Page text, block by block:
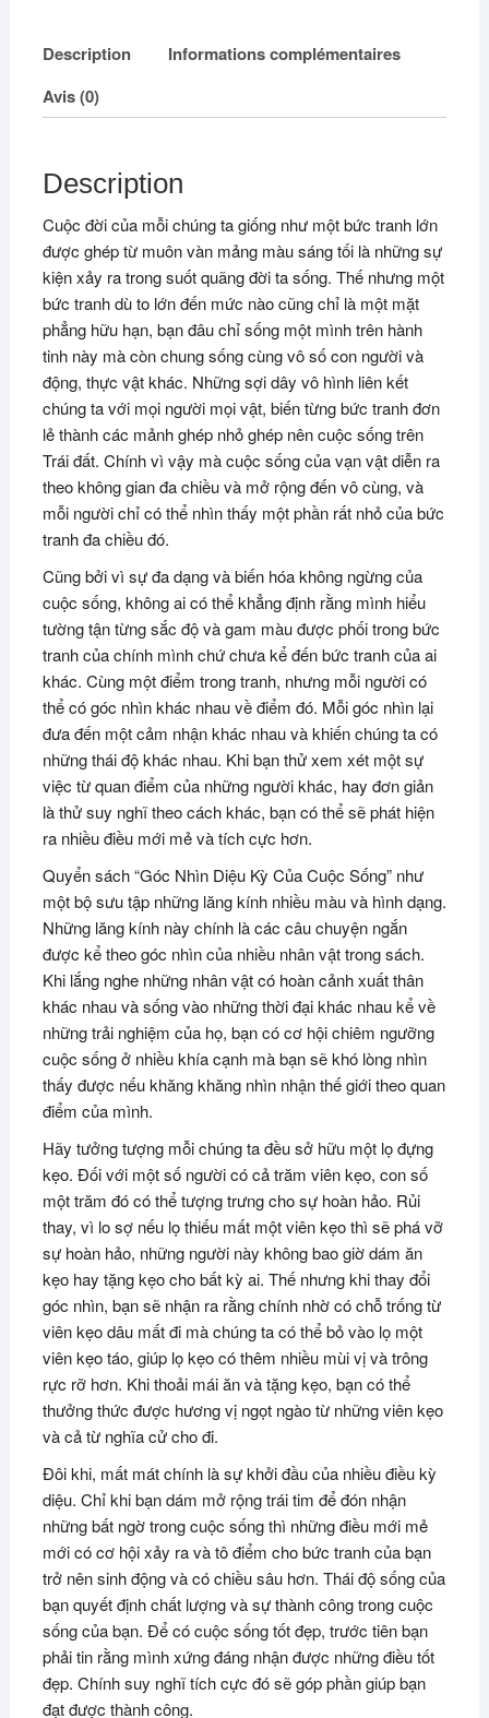
Description
Informations complémentaires
Avis (0)
Description
Cuộc đời của mỗi chúng ta giống như một bức tranh lớn
được ghép từ muôn vàn mảng màu sáng tối là những sự
kiện xảy ra trong suốt quãng đời ta sống. Thế nhưng một
bức tranh dù to lớn đến mức nào cũng chỉ là một mặt
phẳng hữu hạn, bạn đâu chỉ sống một mình trên hành
tinh này mà còn chung sống cùng vô số con người và
động, thực vật khác. Những sợi dây vô hình liên kết
chúng ta với mọi người mọi vật, biến từng bức tranh đơn
lẻ thành các mảnh ghép nhỏ ghép nên cuộc sống trên
Trái đất. Chính vì vậy mà cuộc sống của vạn vật diễn ra
theo không gian đa chiều và mở rộng đến vô cùng, và
mỗi người chỉ có thể nhìn thấy một phần rất nhỏ của bức
tranh đa chiều đó.
Cũng bởi vì sự đa dạng và biến hóa không ngừng của
cuộc sống, không ai có thể khẳng định rằng mình hiểu
tường tận từng sắc độ và gam màu được phối trong bức
tranh của chính mình chứ chưa kể đến bức tranh của ai
khác. Cùng một điểm trong tranh, nhưng mỗi người có
thể có góc nhìn khác nhau về điểm đó. Mỗi góc nhìn lại
đưa đến một cảm nhận khác nhau và khiến chúng ta có
những thái độ khác nhau. Khi bạn thử xem xét một sự
việc từ quan điểm của những người khác, hay đơn giản
là thử suy nghĩ theo cách khác, bạn có thể sẽ phát hiện
ra nhiều điều mới mẻ và tích cực hơn.
Quyển sách “Góc Nhìn Diệu Kỳ Của Cuộc Sống” như
một bộ sưu tập những lăng kính nhiều màu và hình dạng.
Những lăng kính này chính là các câu chuyện ngắn
được kể theo góc nhìn của nhiều nhân vật trong sách.
Khi lắng nghe những nhân vật có hoàn cảnh xuất thân
khác nhau và sống vào những thời đại khác nhau kể về
những trải nghiệm của họ, bạn có cơ hội chiêm ngưỡng
cuộc sống ở nhiều khía cạnh mà bạn sẽ khó lòng nhìn
thấy được nếu khăng khăng nhìn nhận thế giới theo quan
điểm của mình.
Hãy tưởng tượng mỗi chúng ta đều sở hữu một lọ đựng
kẹo. Đối với một số người có cả trăm viên kẹo, con số
một trăm đó có thể tượng trưng cho sự hoàn hảo. Rủi
thay, vì lo sợ nếu lọ thiếu mất một viên kẹo thì sẽ phá vỡ
sự hoàn hảo, những người này không bao giờ dám ăn
kẹo hay tặng kẹo cho bất kỳ ai. Thế nhưng khi thay đổi
góc nhìn, bạn sẽ nhận ra rằng chính nhờ có chỗ trống từ
viên kẹo dâu mất đi mà chúng ta có thể bỏ vào lọ một
viên kẹo táo, giúp lọ kẹo có thêm nhiều mùi vị và trông
rực rỡ hơn. Khi thoải mái ăn và tặng kẹo, bạn có thể
thưởng thức được hương vị ngọt ngào từ những viên kẹo
và cả từ nghĩa cử cho đi.
Đôi khi, mất mát chính là sự khởi đầu của nhiều điều kỳ
diệu. Chỉ khi bạn dám mở rộng trái tim để đón nhận
những bất ngờ trong cuộc sống thì những điều mới mẻ
mới có cơ hội xảy ra và tô điểm cho bức tranh của bạn
trở nên sinh động và có chiều sâu hơn. Thái độ sống của
bạn quyết định chất lượng và sự thành công trong cuộc
sống của bạn. Để có cuộc sống tốt đẹp, trước tiên bạn
phải tin rằng mình xứng đáng nhận được những điều tốt
đẹp. Chính suy nghĩ tích cực đó sẽ góp phần giúp bạn
đạt được thành công.